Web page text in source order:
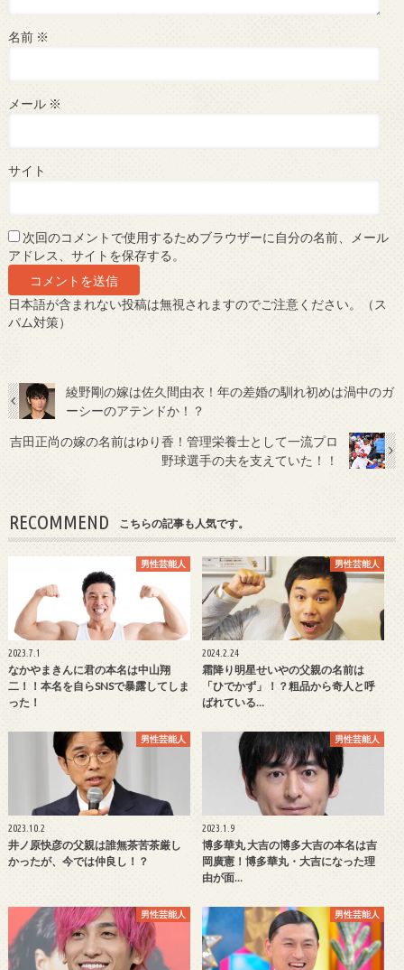
名前 ※
メール ※
サイト
次回のコメントで使用するためブラウザーに自分の名前、メール
アドレス、サイトを保存する。
日本語が含まれない投稿は無視されますのでご注意ください。（ス
パム対策）
綾野剛の嫁は佐久間由衣！年の差婚の馴れ初めは渦中のガ
ーシーのアテンドか！？
吉田正尚の嫁の名前はゆり香！管理栄養士として一流プロ
野球選手の夫を支えていた！！
RECOMMEND こちらの記事も人気です。
男性芸能人
2023.7.1
なかやまきんに君の本名は中山翔
二！！本名を自らSNSで暴露してしま
った！
男性芸能人
2024.2.24
霜降り明星せいやの父親の名前は
「ひでかず」！？粗品から奇人と呼
ばれている…
男性芸能人
2023.10.2
井ノ原快彦の父親は誰無茶苦茶厳し
かったが、今では仲良し！？
男性芸能人
2023.1.9
博多華丸 大吉の博多大吉の本名は吉
岡廣憲！博多華丸・大吉になった理
由が面…
男性芸能人 男性芸能人